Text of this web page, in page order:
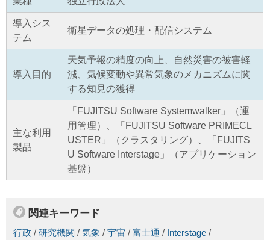
導入シス
テム
衛星データの処理・配信システム
導入目的
天気予報の精度の向上、自然災害の被害軽
減、気候変動や異常気象のメカニズムに関
する知見の獲得
主な利用
製品
「FUJITSU Software Systemwalker」（運
用管理）、「FUJITSU Software PRIMECL
USTER」（クラスタリング）、「FUJITS
U Software Interstage」（アプリケーション
基盤）
関連キーワード
行政 / 研究機関 / 気象 / 宇宙 / 富士通 / Interstage /